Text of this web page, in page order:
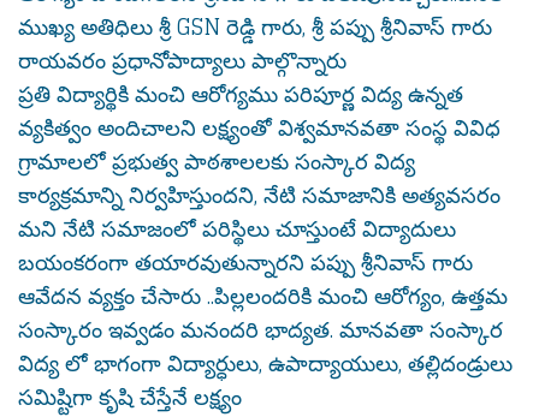
ముఖ్య అతిధిలు శ్రీ GSN రెడ్డి గారు, శ్రీ పప్పు శ్రీనివాస్ గారు
రాయవరం ప్రధానోపాద్యాలు పాల్గొన్నారు
ప్రతి విద్యార్థికి మంచి ఆరోగ్యము పరిపూర్ణ విద్య ఉన్నత
వ్యకిత్వం అందిచాలని లక్ష్యంతో విశ్వమానవతా సంస్థ వివిధ
గ్రామాలలో ప్రభుత్వ పాఠశాలలకు సంస్కార విద్య
కార్యక్రమాన్ని నిర్వహిస్తుందని, నేటి సమాజానికి అత్యవసరం
మని నేటి సమాజంలో పరిస్థిలు చూస్తుంటే విద్యాదులు
బయంకరంగా తయారవుతున్నారని పప్పు శ్రీనివాస్ గారు
ఆవేదన వ్యక్తం చేసారు ..పిల్లలందరికి మంచి ఆరోగ్యం, ఉత్తమ
సంస్కారం ఇవ్వడం మనందరి భాద్యత. మానవతా సంస్కార
విద్య లో భాగంగా విద్యార్ధులు, ఉపాద్యాయులు, తల్లిదండ్రులు
సమిష్టిగా కృషి చేస్తేనే లక్ష్యం